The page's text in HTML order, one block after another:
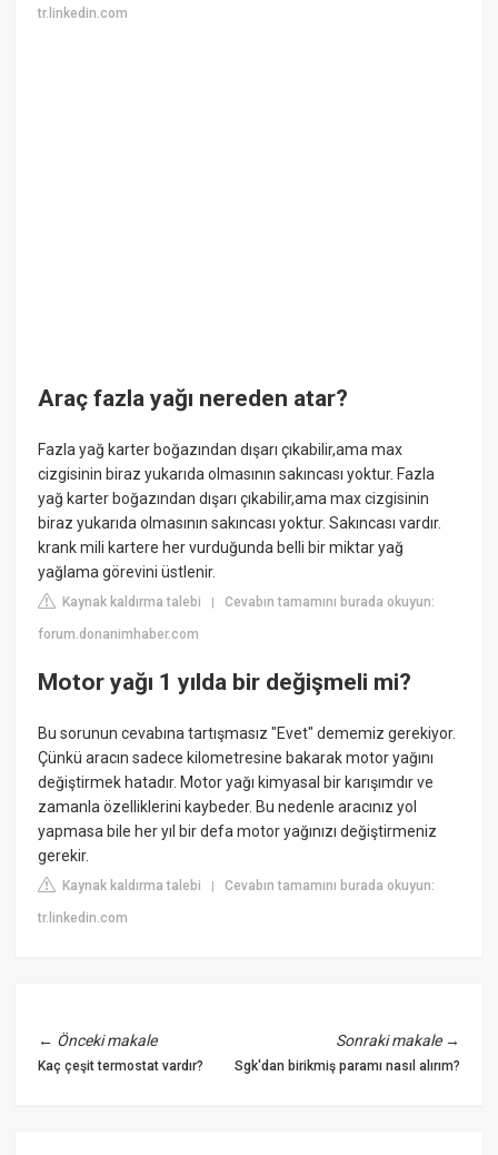
tr.linkedin.com
Araç fazla yağı nereden atar?
Fazla yağ karter boğazından dışarı çıkabilir,ama max
cizgisinin biraz yukarıda olmasının sakıncası yoktur. Fazla
yağ karter boğazından dışarı çıkabilir,ama max cizgisinin
biraz yukarıda olmasının sakıncası yoktur. Sakıncası vardır.
krank mili kartere her vurduğunda belli bir miktar yağ
yağlama görevini üstlenir.
Kaynak kaldırma talebi |Cevabın tamamını burada okuyun:
forum.donanimhaber.com
Motor yağı 1 yılda bir değişmeli mi?
Bu sorunun cevabına tartışmasız "Evet" dememiz gerekiyor.
Çünkü aracın sadece kilometresine bakarak motor yağını
değiştirmek hatadır. Motor yağı kimyasal bir karışımdır ve
zamanla özelliklerini kaybeder. Bu nedenle aracınız yol
yapmasa bile her yıl bir defa motor yağınızı değiştirmeniz
gerekir.
Kaynak kaldırma talebi |Cevabın tamamını burada okuyun:
tr.linkedin.com
← Önceki makale
Kaç çeşit termostat vardır?
Sonraki makale→
Sgk'dan birikmiş paramı nasıl alırım?